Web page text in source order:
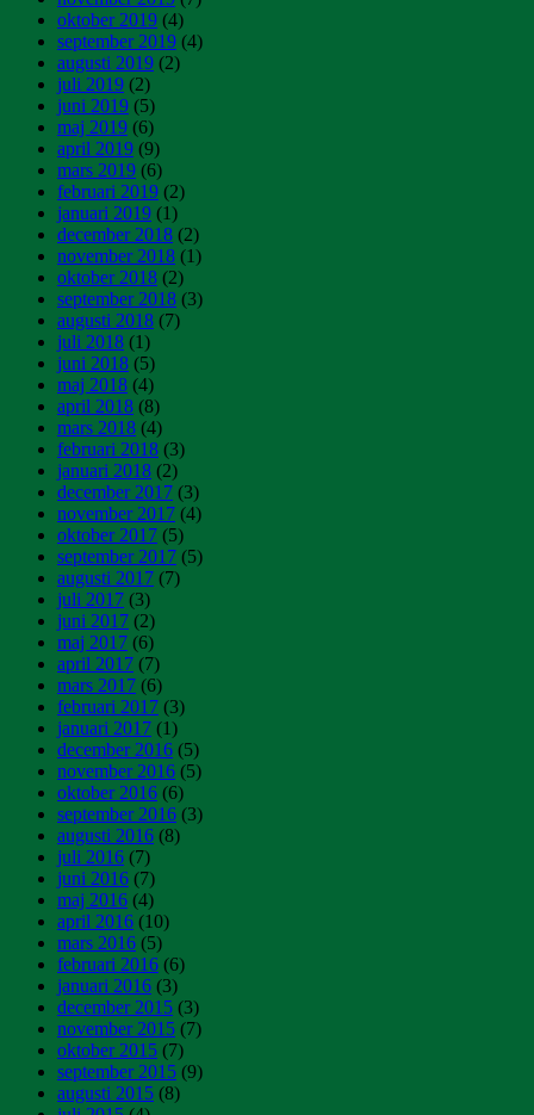
oktober 2019 (4)
september 2019 (4)
augusti 2019 (2)
juli 2019 (2)
juni 2019 (5)
maj 2019 (6)
april 2019 (9)
mars 2019 (6)
februari 2019 (2)
januari 2019 (1)
december 2018 (2)
november 2018 (1)
oktober 2018 (2)
september 2018 (3)
augusti 2018 (7)
juli 2018 (1)
juni 2018 (5)
maj 2018 (4)
april 2018 (8)
mars 2018 (4)
februari 2018 (3)
januari 2018 (2)
december 2017 (3)
november 2017 (4)
oktober 2017 (5)
september 2017 (5)
augusti 2017 (7)
juli 2017 (3)
juni 2017 (2)
maj 2017 (6)
april 2017 (7)
mars 2017 (6)
februari 2017 (3)
januari 2017 (1)
december 2016 (5)
november 2016 (5)
oktober 2016 (6)
september 2016 (3)
augusti 2016 (8)
juli 2016 (7)
juni 2016 (7)
maj 2016 (4)
april 2016 (10)
mars 2016 (5)
februari 2016 (6)
januari 2016 (3)
december 2015 (3)
november 2015 (7)
oktober 2015 (7)
september 2015 (9)
augusti 2015 (8)